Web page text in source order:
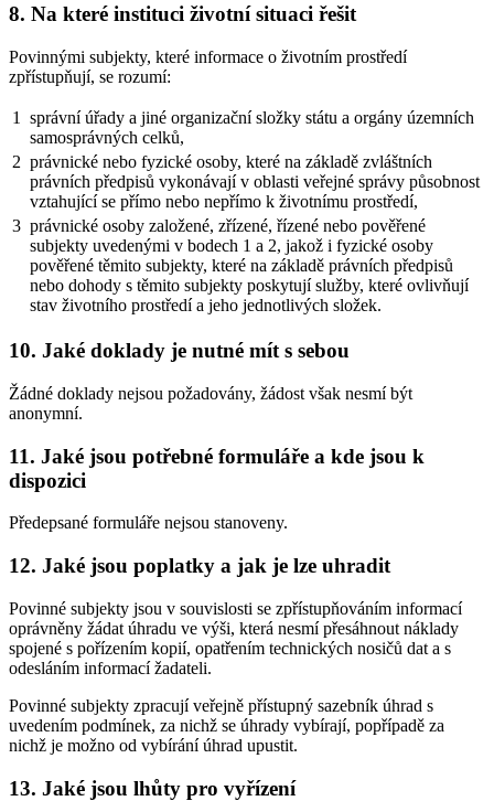
8. Na které instituci životní situaci řešit
Povinnými subjekty, které informace o životním prostředí
zpřístupňují, se rozumí:
1
správní úřady a jiné organizační složky státu a orgány územních
samosprávných celků,
2 právnické nebo fyzické osoby, které na základě zvláštních
právních předpisů vykonávají v oblasti veřejné správy působnost
vztahující se přímo nebo nepřímo k životnímu prostředí,
3 právnické osoby založené, zřízené, řízené nebo pověřené
subjekty uvedenými v bodech 1 a 2, jakož i fyzické osoby
pověřené těmito subjekty, které na základě právních předpisů
nebo dohody s těmito subjekty poskytují služby, které ovlivňují
stav životního prostředí a jeho jednotlivých složek.
10. Jaké doklady je nutné mít s sebou
Žádné doklady nejsou požadovány, žádost však nesmí být
anonymní.
11. Jaké jsou potřebné formuláře a kde jsou k
dispozici
Předepsané formuláře nejsou stanoveny.
12. Jaké jsou poplatky a jak je lze uhradit
Povinné subjekty jsou v souvislosti se zpřístupňováním informací
oprávněny žádat úhradu ve výši, která nesmí přesáhnout náklady
spojené s pořízením kopií, opatřením technických nosičů dat a s
odesláním informací žadateli.
Povinné subjekty zpracují veřejně přístupný sazebník úhrad s
uvedením podmínek, za nichž se úhrady vybírají, popřípadě za
nichž je možno od vybírání úhrad upustit.
13. Jaké jsou lhůty pro vyřízení